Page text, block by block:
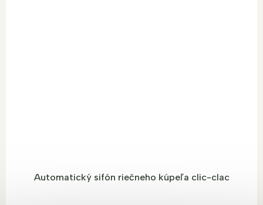
Automatický sifón riečneho kúpeľa clic-clac